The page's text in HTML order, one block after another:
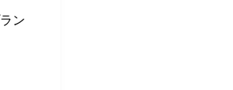
ン